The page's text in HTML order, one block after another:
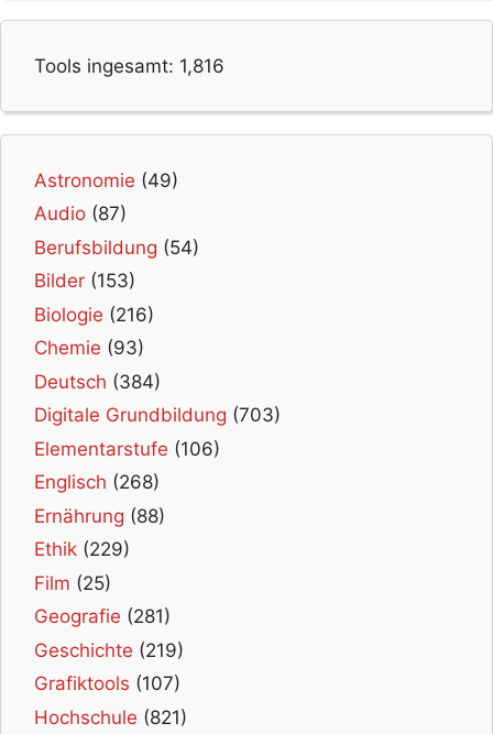
Tools ingesamt: 1,816
Astronomie (49)
Audio (87)
Berufsbildung (54)
Bilder (153)
Biologie (216)
Chemie (93)
Deutsch (384)
Digitale Grundbildung (703)
Elementarstufe (106)
Englisch (268)
Ernährung (88)
Ethik (229)
Film (25)
Geografie (281)
Geschichte (219)
Grafiktools (107)
Hochschule (821)